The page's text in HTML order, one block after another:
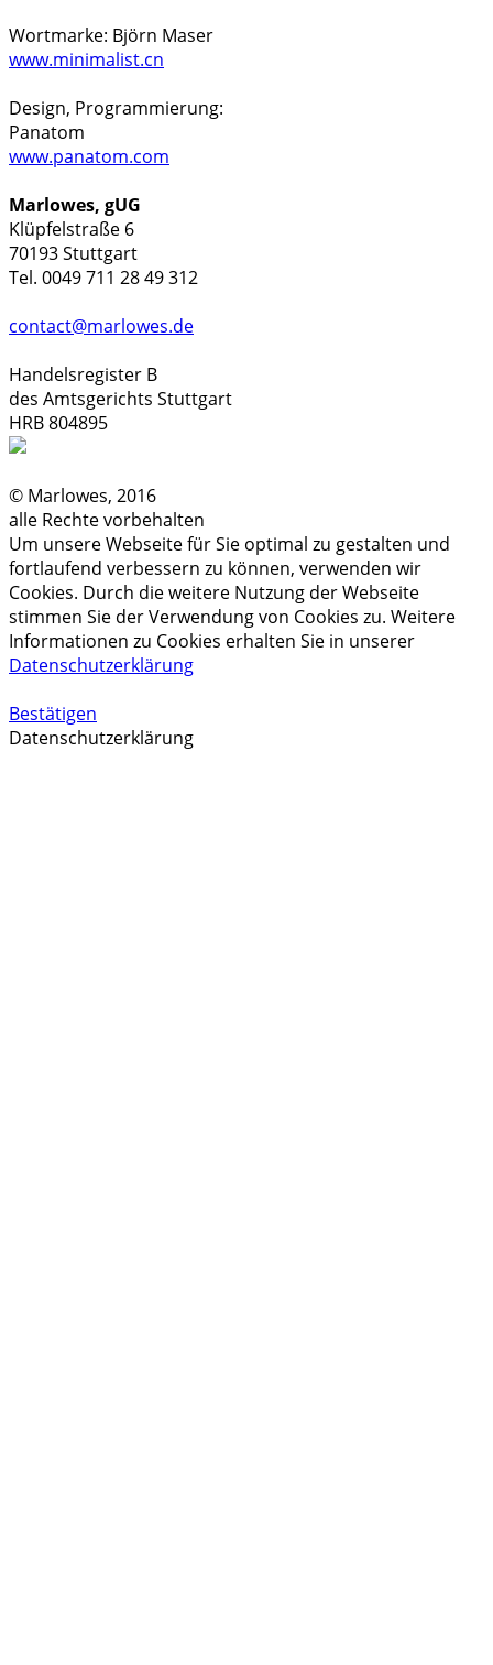
Wortmarke: Björn Maser
www.minimalist.cn
Design, Programmierung:
Panatom
www.panatom.com
Marlowes, gUG
Klüpfelstraße 6
70193 Stuttgart
Tel. 0049 711 28 49 312
contact@marlowes.de
Handelsregister B
des Amtsgerichts Stuttgart
HRB 804895
© Marlowes, 2016
alle Rechte vorbehalten
Um unsere Webseite für Sie optimal zu gestalten und
fortlaufend verbessern zu können, verwenden wir
Cookies. Durch die weitere Nutzung der Webseite
stimmen Sie der Verwendung von Cookies zu. Weitere
Informationen zu Cookies erhalten Sie in unserer
Datenschutzerklärung
Bestätigen
Datenschutzerklärung